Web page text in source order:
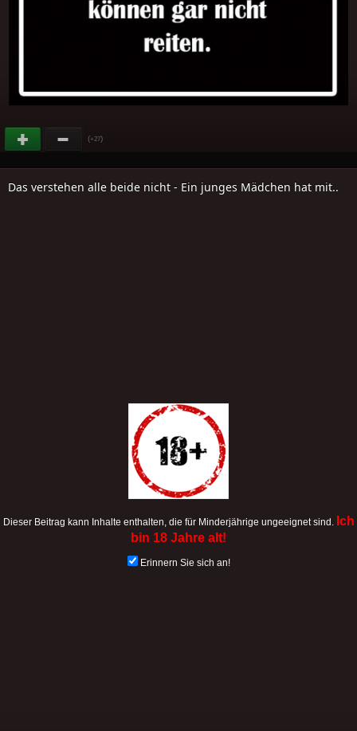
(+27)
Das verstehen alle beide nicht - Ein junges Mädchen hat mit..
Dieser Beitrag kann Inhalte enthalten, die für Minderjährige ungeeignet sind. Ich
bin 18 Jahre alt!
Erinnern Sie sich an!